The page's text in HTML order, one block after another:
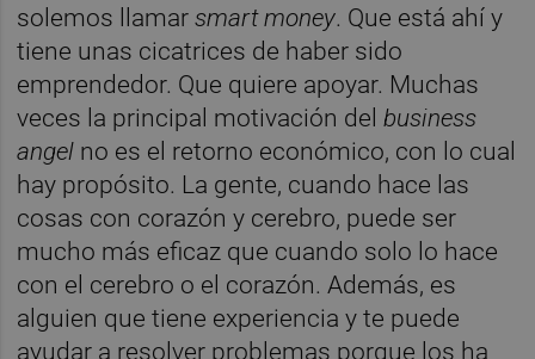
solemos llamarsmart money. Que está ahí y
tiene unas cicatrices de haber sido
emprendedor. Que quiere apoyar. Muchas
veces la principal motivación delbusiness
angel no es el retorno económico, con lo cual
hay propósito. La gente, cuando hace las
cosas con corazón y cerebro, puede ser
mucho más eficaz que cuando solo lo hace
con el cerebro o el corazón. Además, es
alguien que tiene experiencia y te puede
ayudar a resolver problemas porque los ha